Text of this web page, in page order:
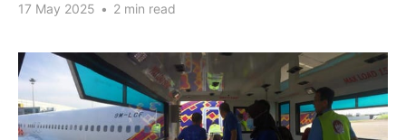
17 May 2025 • 2 min read